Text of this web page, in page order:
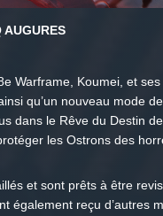
AUGURES
Warframe, Koumei, et
qu’un nouveau mode
dans le Rêve du Destin
les Ostrons des
et sont prêts à être
également reçu d’autres